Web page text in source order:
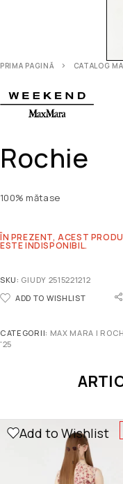
PRIMA PAGINĂ CATALOG
Rochie
100% mătase
ÎN PREZENT, ACEST
ESTE INDISPONIBIL.
SKU: GIUDY 2515221212
ADD TO WISHLIST
CATEGORII: MAX MARA |
'25
Add to Wishlist